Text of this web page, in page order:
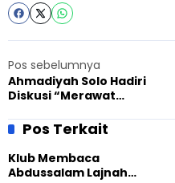
Pos sebelumnya
Ahmadiyah Solo Hadiri
Diskusi “Merawat
Pos Terkait
Klub Membaca
Abdussalam Lajnah